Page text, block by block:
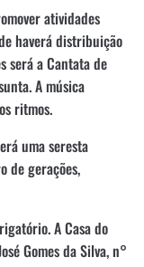
atividades
haverá distribuição
será a Cantata de
A música
ritmos.
uma seresta
de gerações,
A Casa do
Gomes da Silva, n°